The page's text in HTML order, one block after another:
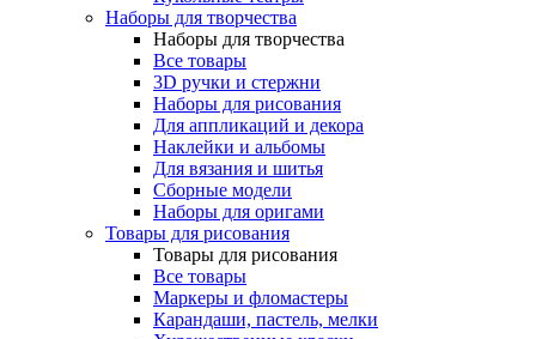
Наборы для творчества
Наборы для творчества
Все товары
3D ручки и стержни
Наборы для рисования
Для аппликаций и декора
Наклейки и альбомы
Для вязания и шитья
Сборные модели
Наборы для оригами
Товары для рисования
Товары для рисования
Все товары
Маркеры и фломастеры
Карандаши, пастель, мелки